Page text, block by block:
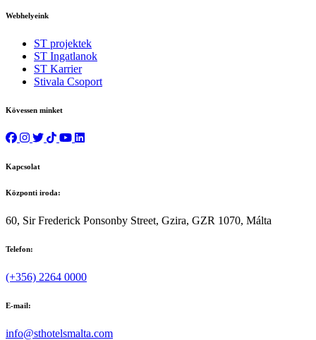
Webhelyeink
ST projektek
ST Ingatlanok
ST Karrier
Stivala Csoport
Kövessen minket
Kapcsolat
Központi iroda:
60, Sir Frederick Ponsonby Street, Gzira, GZR 1070, Málta
Telefon:
(+356) 2264 0000
E-mail:
info@sthotelsmalta.com